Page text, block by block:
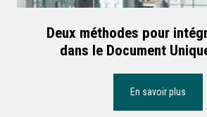
Deux méthodes pour
dans le Document
En savoir plus